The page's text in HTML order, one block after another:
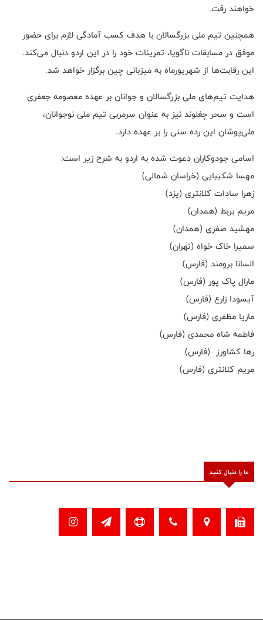
خواهند رفت.
همچنین تیم ملی بزرگسالان با هدف کسب آمادگی لازم برای حضور
موفق در مسابقات ناگویا، تمرینات خود را در این اردو دنبال می‌کند.
این رقابت‌ها از شهریورماه به میزبانی چین برگزار خواهد شد.
هدایت تیم‌های ملی بزرگسالان و جوانان بر عهده معصومه جعفری
است و سحر چغلوند نیز به عنوان سرمربی تیم ملی نوجوانان،
ملی‌پوشان این رده سنی را بر عهده دارد.
اسامی جودوکاران دعوت شده به اردو به شرح زیر است:
مهسا شکیبایی (خراسان شمالی)
زهرا سادات کلانتری (یزد)
مریم بربط (همدان)
مهشید صفری (همدان)
سمیرا خاک خواه (تهران)
السانا برومند (فارس)
مارال پاک پور (فارس)
آیسودا زارع (فارس)
ماریا مظفری (فارس)
فاطمه شاه محمدی (فارس)
رها کشاورز (فارس)
مریم کلانتری (فارس)
ما را دنبال کنید